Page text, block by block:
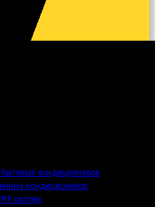
кондиционеров
кондиционеров
систем